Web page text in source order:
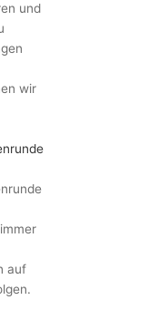
und
wir
auf